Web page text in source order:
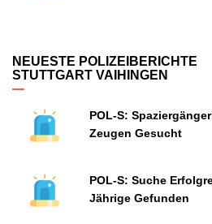
NEUESTE POLIZEIBERICHTE
STUTTGART VAIHINGEN
POL-S:
Zeugen Gesucht
POL-S: Suche
Jährige Gefunden